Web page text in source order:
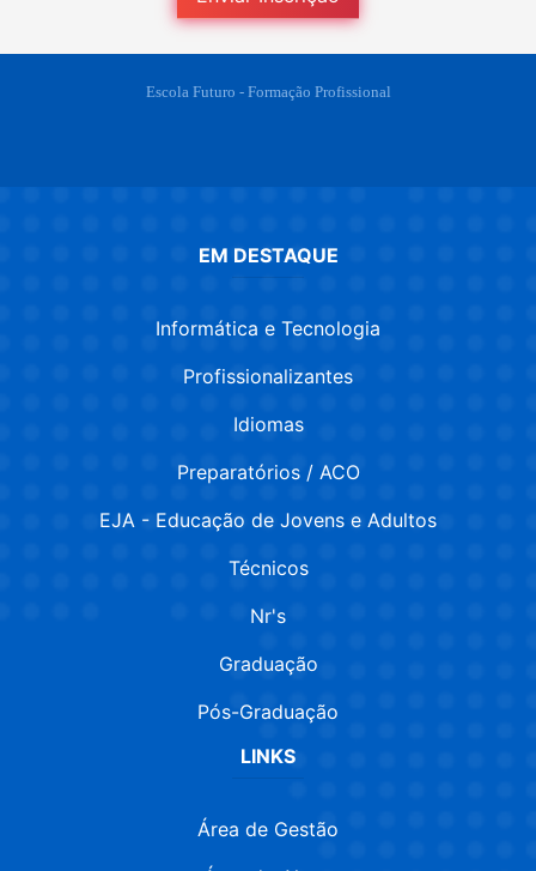
Escola Futuro - Formação Profissional
EM DESTAQUE
Informática e Tecnologia
Profissionalizantes
Idiomas
Preparatórios / ACO
EJA - Educação de Jovens e Adultos
Técnicos
Nr's
Graduação
Pós-Graduação
LINKS
Área de Gestão